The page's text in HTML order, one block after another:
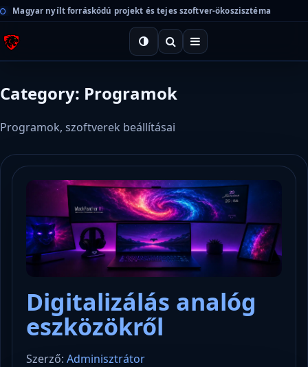
Magyar nyílt forráskódú projekt és tejes szoftver-ökoszisztéma
Category: Programok
Programok, szoftverek beállításai
Digitalizálás analóg
eszközökről
Szerző: Adminisztrátor